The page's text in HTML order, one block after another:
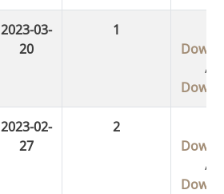
2023-03-
20
1
/
2023-02-
27
2
/